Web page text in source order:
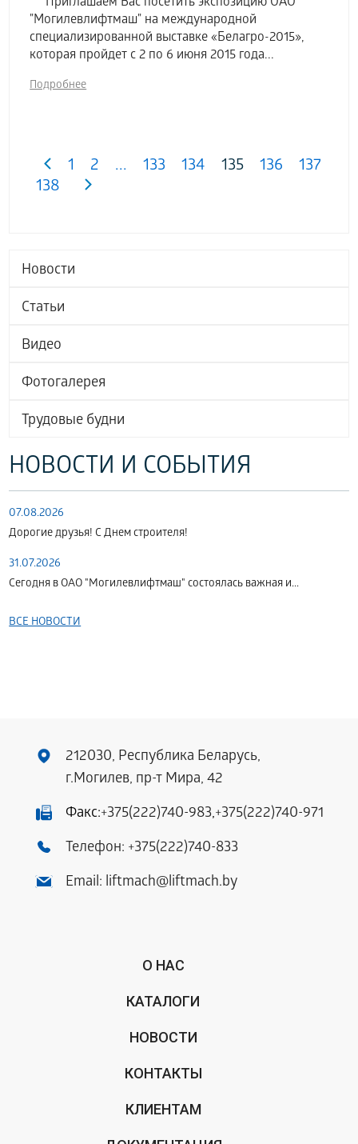
Новости
Статьи
Видео
Фотогалерея
Трудовые будни
НОВОСТИ И СОБЫТИЯ
07.08.2026
Дорогие друзья! С Днем строителя!
31.07.2026
Сегодня в ОАО "Могилевлифтмаш" состоялась важная и...
ВСЕ НОВОСТИ
"Могилевлифтмаш" на международной
специализированной выставке «Белагро-2015»,
которая пройдет с 2 по 6 июня 2015 года...
Подробнее
1 2 ... 133 134 135 136
137
138
212030, Республика Беларусь,
г.Могилев, пр-т Мира, 42
Факс:+375(222)740-983,+375(222)740-971
Телефон: +375(222)740-833
Email: liftmach@liftmach.by
О НАС
КАТАЛОГИ
НОВОСТИ
КОНТАКТЫ
КЛИЕНТАМ